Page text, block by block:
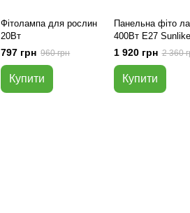
Фітолампа для рослин
20Вт
797 грн 960 грн
Купити
Панельна фіто
400Вт Е27 Sunlike
1 920 грн 2 360
Купити